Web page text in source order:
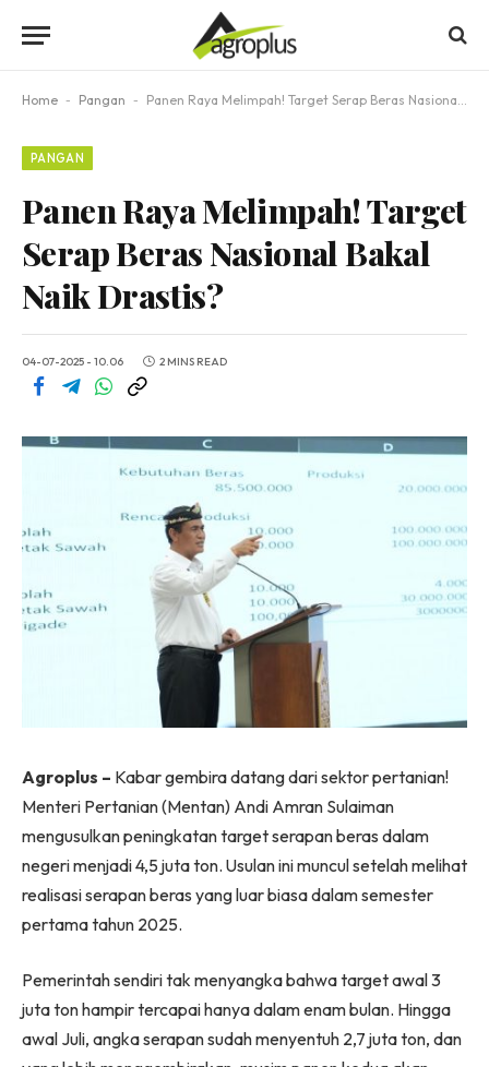
Home - Pangan - Panen Raya Melimpah! Target Serap Beras Nasional Bakal Naik Drastis?
PANGAN
Panen Raya Melimpah! Target
Serap Beras Nasional Bakal
Naik Drastis?
04-07-2025 - 10.06 2 MINS READ
Agroplus – Kabar gembira datang dari sektor pertanian!
Menteri Pertanian (Mentan) Andi Amran Sulaiman
mengusulkan peningkatan target serapan beras dalam
negeri menjadi 4,5 juta ton. Usulan ini muncul setelah melihat
realisasi serapan beras yang luar biasa dalam semester
pertama tahun 2025.
Pemerintah sendiri tak menyangka bahwa target awal 3
juta ton hampir tercapai hanya dalam enam bulan. Hingga
awal Juli, angka serapan sudah menyentuh 2,7 juta ton, dan